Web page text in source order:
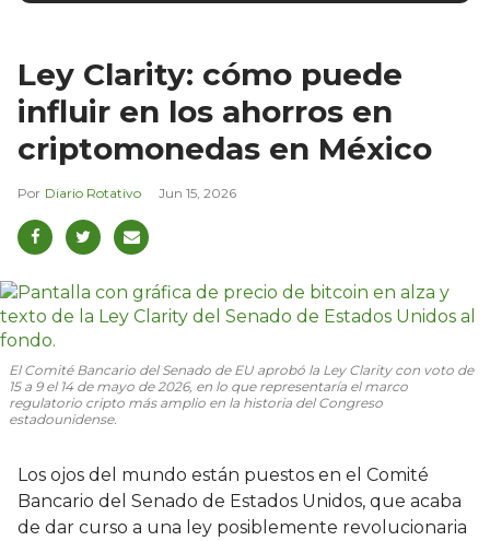
Ley Clarity: cómo puede
influir en los ahorros en
criptomonedas en México
Diario Rotativo Jun 15, 2026
El Comité Bancario del Senado de EU aprobó la Ley Clarity con voto de
15 a 9 el 14 de mayo de 2026, en lo que representaría el marco
regulatorio cripto más amplio en la historia del Congreso
estadounidense.
Los ojos del mundo están puestos en el Comité
Bancario del Senado de Estados Unidos, que acaba
de dar curso a una ley posiblemente revolucionaria